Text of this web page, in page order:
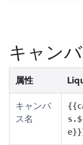
キャン
属性
キャンバ
ス名